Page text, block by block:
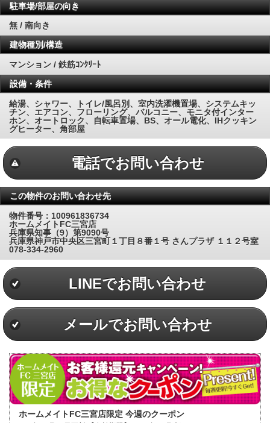
駐車場/部屋の向き
無 / 南向き
建物種別/構造
マンション / 鉄筋ｺﾝｸﾘｰﾄ
設備・条件
給湯、シャワー、トイレ/風呂別、室内洗濯機置場、システムキッ
チン、エアコン、フローリング、バルコニー、モニタ付インター
ホン、オートロック、自転車置場、BS、オール電化、IHクッキン
グヒーター、角部屋
電話でお問い合わせ
この物件のお問い合わせ先
物件番号：100961836734
ホームメイトFC三宮店
兵庫県知事（9）第9090号
兵庫県神戸市中央区三宮町１丁目８番１号 さんプラザ １１２号室
078-334-2960
LINEでお問い合わせ
メールでお問い合わせ
ホームメイトFC三宮店限定 今週のクーポン